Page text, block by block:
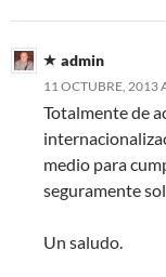
admin
11 OCTUBRE, 2013
Totalmente de
medio para
seguramente
Un saludo.